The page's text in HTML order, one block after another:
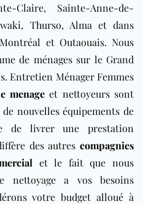
Claire, Sainte-Anne-de-
Thurso, Alma et dans
et Outaouais. Nous
de ménages sur le Grand
Entretien Ménager Femmes
menageet nettoyeurs sont
nouvelles équipements de
de livrer une prestation
des autres compagnies
et le fait que nous
nettoyage a vos besoins
votre budget alloué à